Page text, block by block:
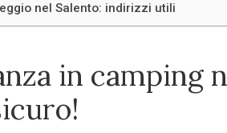
nel Salento: indirizzi utili
in camping